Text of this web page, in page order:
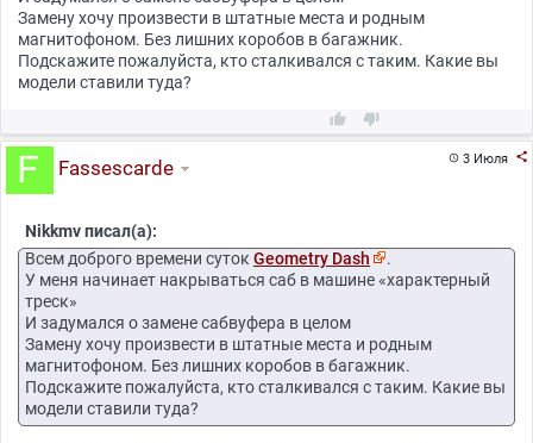
Замену хочу произвести в штатные места и родным
магнитофоном. Без лишних коробов в багажник.
Подскажите пожалуйста, кто сталкивался с таким. Какие вы
модели ставили туда?
 
3 Июля 
Fassescarde
Nikkmv писал(а):
Всем доброго времени суток Geometry Dash
.
У меня начинает накрываться саб в машине «характерный
треск»
И задумался о замене сабвуфера в целом
Замену хочу произвести в штатные места и родным
магнитофоном. Без лишних коробов в багажник.
Подскажите пожалуйста, кто сталкивался с таким. Какие вы
модели ставили туда?